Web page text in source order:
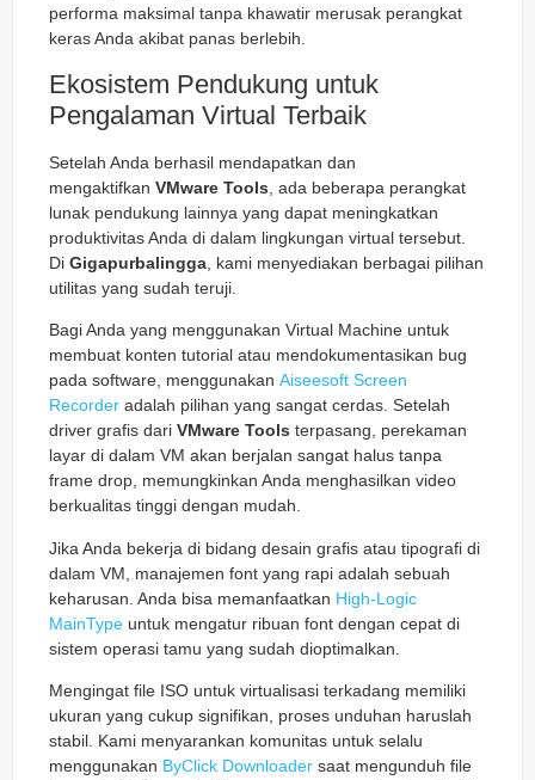
performa maksimal tanpa khawatir merusak perangkat
keras Anda akibat panas berlebih.
Ekosistem Pendukung untuk
Pengalaman Virtual Terbaik
Setelah Anda berhasil mendapatkan dan
mengaktifkan VMware Tools , ada beberapa perangkat
lunak pendukung lainnya yang dapat meningkatkan
produktivitas Anda di dalam lingkungan virtual tersebut.
Di Gigapurbalingga , kami menyediakan berbagai pilihan
utilitas yang sudah teruji.
Bagi Anda yang menggunakan Virtual Machine untuk
membuat konten tutorial atau mendokumentasikan bug
pada software, menggunakan Aiseesoft Screen
Recorder adalah pilihan yang sangat cerdas. Setelah
driver grafis dari VMware Tools terpasang, perekaman
layar di dalam VM akan berjalan sangat halus tanpa
frame drop, memungkinkan Anda menghasilkan video
berkualitas tinggi dengan mudah.
Jika Anda bekerja di bidang desain grafis atau tipografi di
dalam VM, manajemen font yang rapi adalah sebuah
keharusan. Anda bisa memanfaatkan High-Logic
MainType untuk mengatur ribuan font dengan cepat di
sistem operasi tamu yang sudah dioptimalkan.
Mengingat file ISO untuk virtualisasi terkadang memiliki
ukuran yang cukup signifikan, proses unduhan haruslah
stabil. Kami menyarankan komunitas untuk selalu
menggunakan ByClick Downloader saat mengunduh file